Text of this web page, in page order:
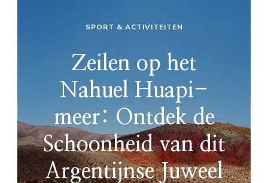
SPORT & ACTIVITEITEN
Zeilen op het
Nahuel Huapi-
meer: Ontdek de
Schoonheid van dit
Argentijnse Juweel